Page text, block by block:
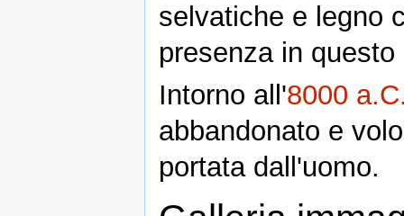
selvatiche e legno
presenza in
Intorno all'8000
abbandonato e
portata dall'uomo.